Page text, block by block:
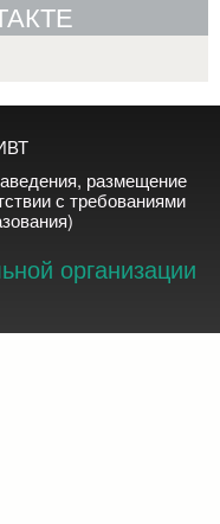
размещение
с требованиями
организации